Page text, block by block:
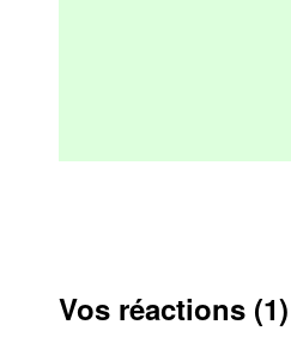
Vos réactions (1)